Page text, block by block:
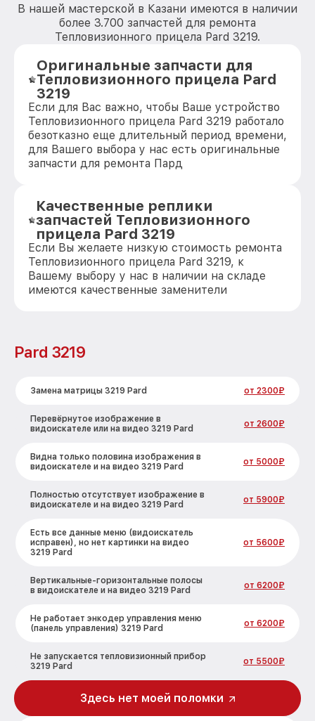
В нашей мастерской в Казани имеются в наличии
более 3.700 запчастей для ремонта
Тепловизионного прицела Pard 3219.
Оригинальные запчасти для
Тепловизионного прицела Pard
3219
Если для Вас важно, чтобы Ваше устройство
Тепловизионного прицела Pard 3219 работало
безотказно еще длительный период времени,
для Вашего выбора у нас есть оригинальные
запчасти для ремонта Пард
Качественные реплики
запчастей Тепловизионного
прицела Pard 3219
Если Вы желаете низкую стоимость ремонта
Тепловизионного прицела Pard 3219, к
Вашему выбору у нас в наличии на складе
имеются качественные заменители
Pard 3219
Замена матрицы 3219 Pard от 2300₽
Перевёрнутое изображение в
видоискателе или на видео 3219 Pard
от 2600₽
Видна только половина изображения в
видоискателе и на видео 3219 Pard
от 5000₽
Полностью отсутствует изображение в
видоискателе и на видео 3219 Pard
от 5900₽
Есть все данные меню (видоискатель
исправен), но нет картинки на видео
3219 Pard
от 5600₽
Вертикальные-горизонтальные полосы
в видоискателе и на видео 3219 Pard
от 6200₽
Не работает энкодер управления меню
(панель управления) 3219 Pard
от 6200₽
Не запускается тепловизионный прибор
3219 Pard
от 5500₽
Запускается и гаснет 3219 Pard
Здесь нет моей поломки